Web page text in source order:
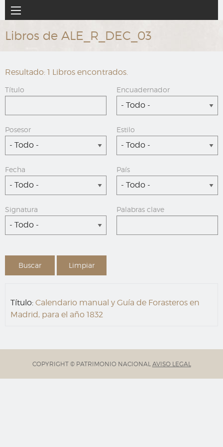
al
contenido
principal
Navegación
principal
Libros de ALE_R_DEC_03
Resultado: 1 Libros encontrados.
Título Encuadernador
- Todo -
Posesor
- Todo -
Estilo
- Todo -
Fecha
- Todo -
País
- Todo -
Signatura
- Todo -
Palabras clave
Título: Calendario manual y Guía de Forasteros en
Madrid, para el año 1832
COPYRIGHT © PATRIMONIO NACIONAL AVISO LEGAL